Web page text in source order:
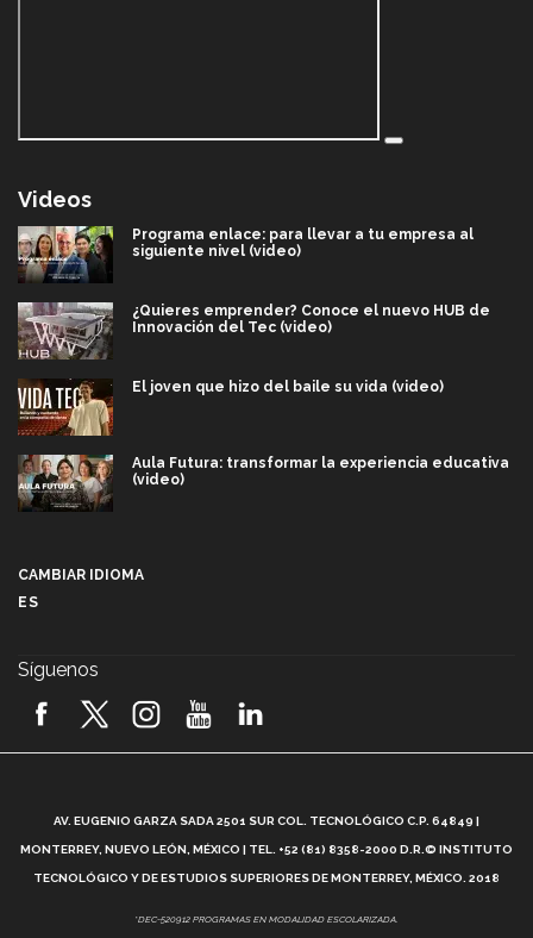
Videos
Programa enlace: para llevar a tu empresa al
siguiente nivel (video)
¿Quieres emprender? Conoce el nuevo HUB de
Innovación del Tec (video)
El joven que hizo del baile su vida (video)
Aula Futura: transformar la experiencia educativa
(video)
2026! (video)
¿Cómo es el Modelo Educativo Tec? (video)
Vida Tec: Feminismo e Inteligencia Artificial, Paola
CAMBIAR IDIOMA
ES
Síguenos
AV. EUGENIO GARZA SADA 2501 SUR COL. TECNOLÓGICO C.P. 64849 |
MONTERREY, NUEVO LEÓN, MÉXICO | TEL. +52 (81) 8358-2000 D.R.© INSTITUTO
TECNOLÓGICO Y DE ESTUDIOS SUPERIORES DE MONTERREY, MÉXICO. 2018
*DEC-520912 PROGRAMAS EN MODALIDAD ESCOLARIZADA.